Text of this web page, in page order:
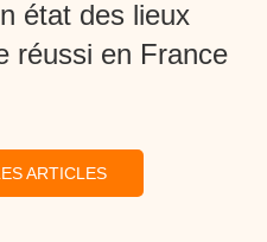
état des lieux
réussi en France
ARTICLES